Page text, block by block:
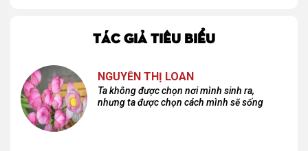
TÁC GIẢ TIÊU BIỂU
NGUYỄN THỊ LOAN
Ta không được chọn nơi mình sinh ra,
nhưng ta được chọn cách mình sẽ sống